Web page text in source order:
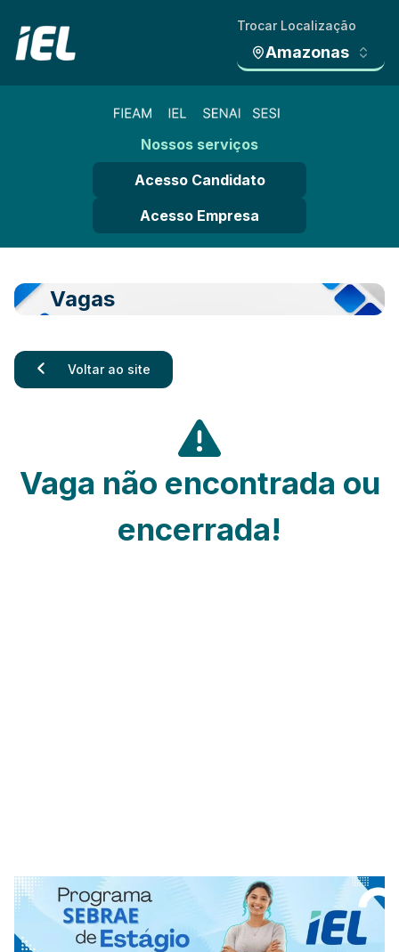
Trocar Localização
Amazonas
Nossos serviços
Acesso Candidato
Acesso Empresa
Vagas
Voltar ao site
Vaga não encontrada ou
encerrada!